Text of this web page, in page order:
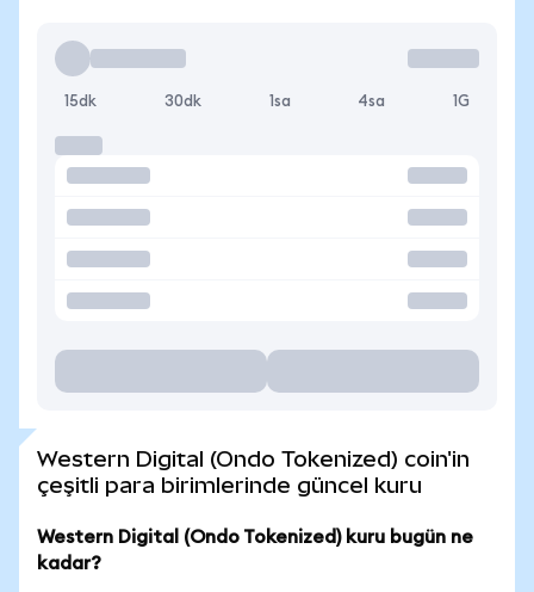
15dk 30dk 1sa 4sa 1G
Western Digital (Ondo Tokenized) coin'in
çeşitli para birimlerinde güncel kuru
Western Digital (Ondo Tokenized) kuru bugün ne
kadar?